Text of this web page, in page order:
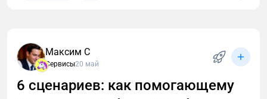
Максим С
Сервисы20 май
6 сценариев: как помогающему